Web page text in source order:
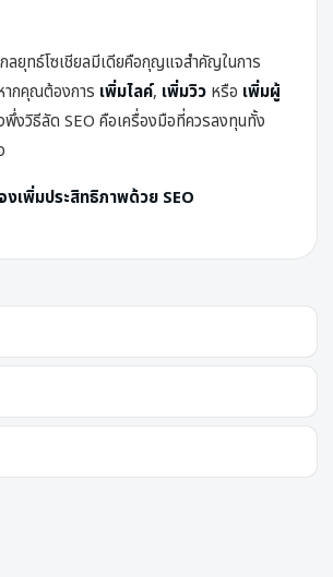
ลยุทธ์โซเชียลมีเดียคือกุญแจสำคัญในการ
ากคุณต้องการ เพิ่มไลค์, เพิ่มวิว หรือ เพิ่มผู้
พึ่งวิธีลัด SEO คือเครื่องมือที่ควรลงทุนทั้ง
เพิ่มประสิทธิภาพด้วย SEO